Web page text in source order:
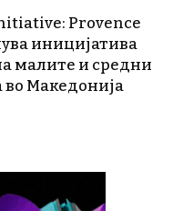
Provence
иницијатива
малите и средни
во Македонија